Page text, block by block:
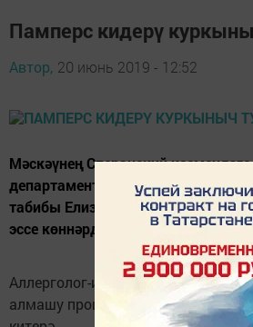
Памперс кидерү
Автор, 20 июнь 2019 - 12:52
Мәскәүнең Сперанский
департаменты каршындагы 9нчы
табибы Елизавета Рыбникова
эссе көннәрдә памперс кидерергә
Аллерголог-иммунолог
алмашу процессын акрынайта